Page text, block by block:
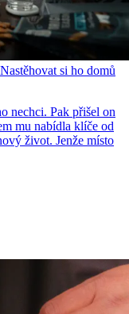
si ho domů
nechci. Pak přišel on
mu nabídla klíče od
život. Jenže místo